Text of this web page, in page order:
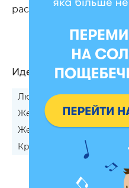
расклада Таро!
Идеально подходит
Любимой на День
Жене на День Рождения
Жене на годовщину
Крестной на 8 Марта